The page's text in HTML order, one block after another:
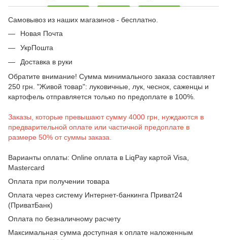
Самовывоз из наших магазинов - бесплатно.
Новая Почта
УкрПошта
Доставка в руки
Обратите внимание! Сумма минимального заказа составляет
250 грн. "Живой товар": луковичные, лук, чеснок, саженцы и
картофель отправляется только по предоплате в 100%.
Заказы, которые превышают сумму 4000 грн, нуждаются в
предварительной оплате или частичной предоплате в
размере 50% от суммы заказа.
Варианты оплаты: Online оплата в LiqPay картой Visa,
Mastercard
Оплата при получении товара
Оплата через систему Интернет-банкинга Приват24
(ПриватБанк)
Оплата по безналичному расчету
Максимальная сумма доступная к оплате наложенным